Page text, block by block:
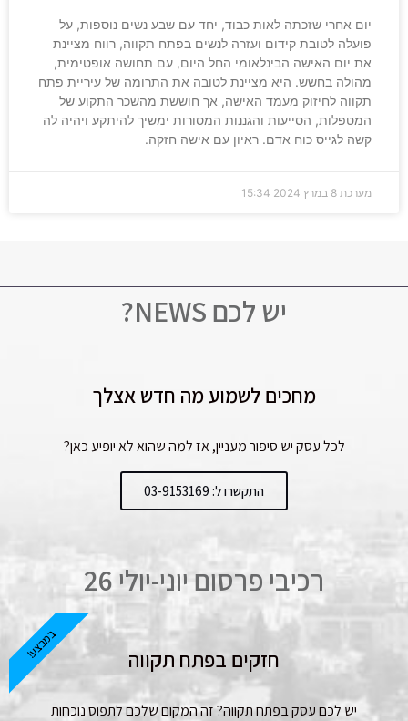
יום אחרי שזכתה לאות כבוד, יחד עם שבע נשים נוספות, על
פועלה לטובת קידום ועזרה לנשים בפתח תקווה, רווח מציינת
את יום האישה הבינלאומי החל היום, עם תחושה אופטימית,
מהולה בחשש. היא מציינת לטובה את התרומה של עיריית פתח
תקווה לחיזוק מעמד האישה, אך חוששת מהשכר התקוע של
המטפלות, הסייעות והגננות המסורות ימשיך להיתקע ויהיה לה
קשה לגייס כוח אדם. ראיון עם אישה חזקה.
מערכת 8 במרץ 2024 15:34
יש לכם NEWS?
מחכים לשמוע מה חדש אצלך
לכל עסק יש סיפור מעניין, אז למה שהוא לא יופיע כאן?
התקשרו ל: 03-9153169
רכיבי פרסום יוני-יולי 26
חזקים בפתח תקווה
יש לכם עסק בפתח תקווה? זה המקום שלכם לתפוס נוכחות
במבצע!